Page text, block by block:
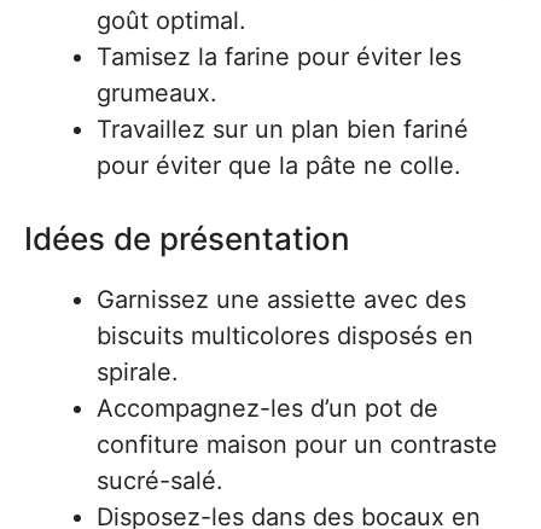
goût optimal.
Tamisez la farine pour éviter les
grumeaux.
Travaillez sur un plan bien fariné
pour éviter que la pâte ne colle.
Idées de présentation
Garnissez une assiette avec des
biscuits multicolores disposés en
spirale.
Accompagnez-les d’un pot de
confiture maison pour un contraste
sucré-salé.
Disposez-les dans des bocaux en